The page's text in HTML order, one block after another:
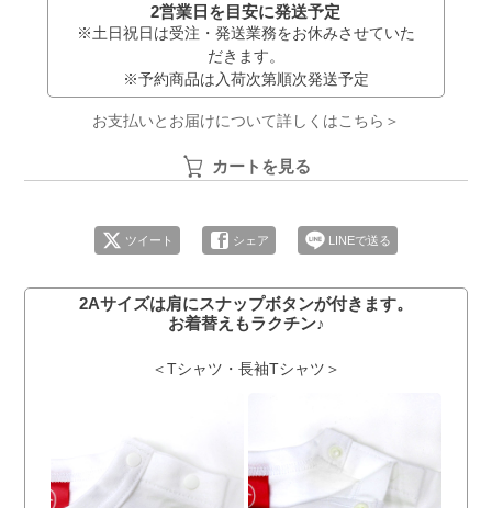
2営業日を目安に発送予定
※土日祝日は受注・発送業務をお休みさせていた
だきます。
※予約商品は入荷次第順次発送予定
お支払いとお届けについて詳しくはこちら＞
カートを見る
ツイート シェア LINEで送る
2Aサイズは肩にスナップボタンが付きます。
お着替えもラクチン♪
＜Tシャツ・長袖Tシャツ＞